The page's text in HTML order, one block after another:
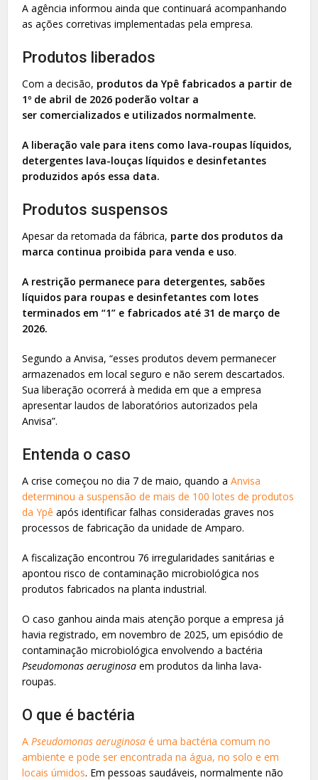
A agência informou ainda que continuará acompanhando
as ações corretivas implementadas pela empresa.
Produtos liberados
Com a decisão, produtos da Ypê fabricados a partir de
1º de abril de 2026 poderão voltar a
ser comercializados e utilizados normalmente.
A liberação vale para itens como lava-roupas líquidos,
detergentes lava-louças líquidos e desinfetantes
produzidos após essa data.
Produtos suspensos
Apesar da retomada da fábrica, parte dos produtos da
marca continua proibida para venda e uso.
A restrição permanece para detergentes, sabões
líquidos para roupas e desinfetantes com lotes
terminados em “1” e fabricados até 31 de março de
2026.
Segundo a Anvisa, “esses produtos devem permanecer
armazenados em local seguro e não serem descartados.
Sua liberação ocorrerá à medida em que a empresa
apresentar laudos de laboratórios autorizados pela
Anvisa”.
Entenda o caso
A crise começou no dia 7 de maio, quando aAnvisa
determinou a suspensão de mais de 100 lotes de produtos
da Ypê após identificar falhas consideradas graves nos
processos de fabricação da unidade de Amparo.
A fiscalização encontrou 76 irregularidades sanitárias e
apontou risco de contaminação microbiológica nos
produtos fabricados na planta industrial.
O caso ganhou ainda mais atenção porque a empresa já
havia registrado, em novembro de 2025, um episódio de
contaminação microbiológica envolvendo a bactéria
Pseudomonas aeruginosa em produtos da linha lava-
roupas.
O que é bactéria
APseudomonas aeruginosa é uma bactéria comum no
ambiente e pode ser encontrada na água, no solo e em
locais úmidos. Em pessoas saudáveis, normalmente não